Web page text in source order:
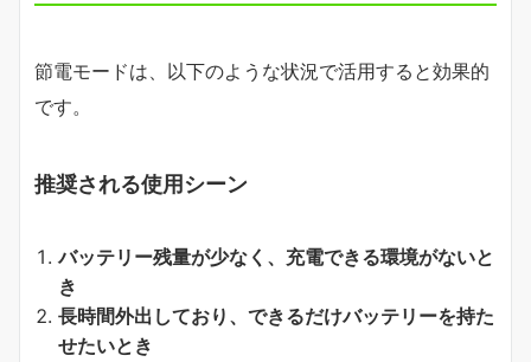
節電モードは、以下のような状況で活用すると効果的
です。
推奨される使用シーン
バッテリー残量が少なく、充電できる環境がないと
き
長時間外出しており、できるだけバッテリーを持た
せたいとき